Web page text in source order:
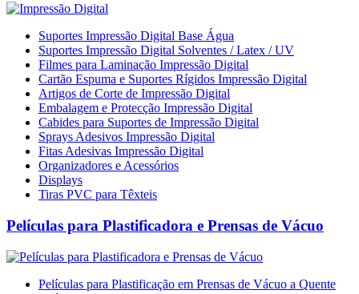
Suportes Impressão Digital Base Água
Suportes Impressão Digital Solventes / Latex / UV
Filmes para Laminação Impressão Digital
Cartão Espuma e Suportes Rígidos Impressão Digital
Artigos de Corte de Impressão Digital
Embalagem e Protecção Impressão Digital
Cabides para Suportes de Impressão Digital
Sprays Adesivos Impressão Digital
Fitas Adesivas Impressão Digital
Organizadores e Acessórios
Displays
Tiras PVC para Têxteis
Películas para Plastificadora e Prensas de Vácuo
Películas para Plastificação em Prensas de Vácuo a Quente